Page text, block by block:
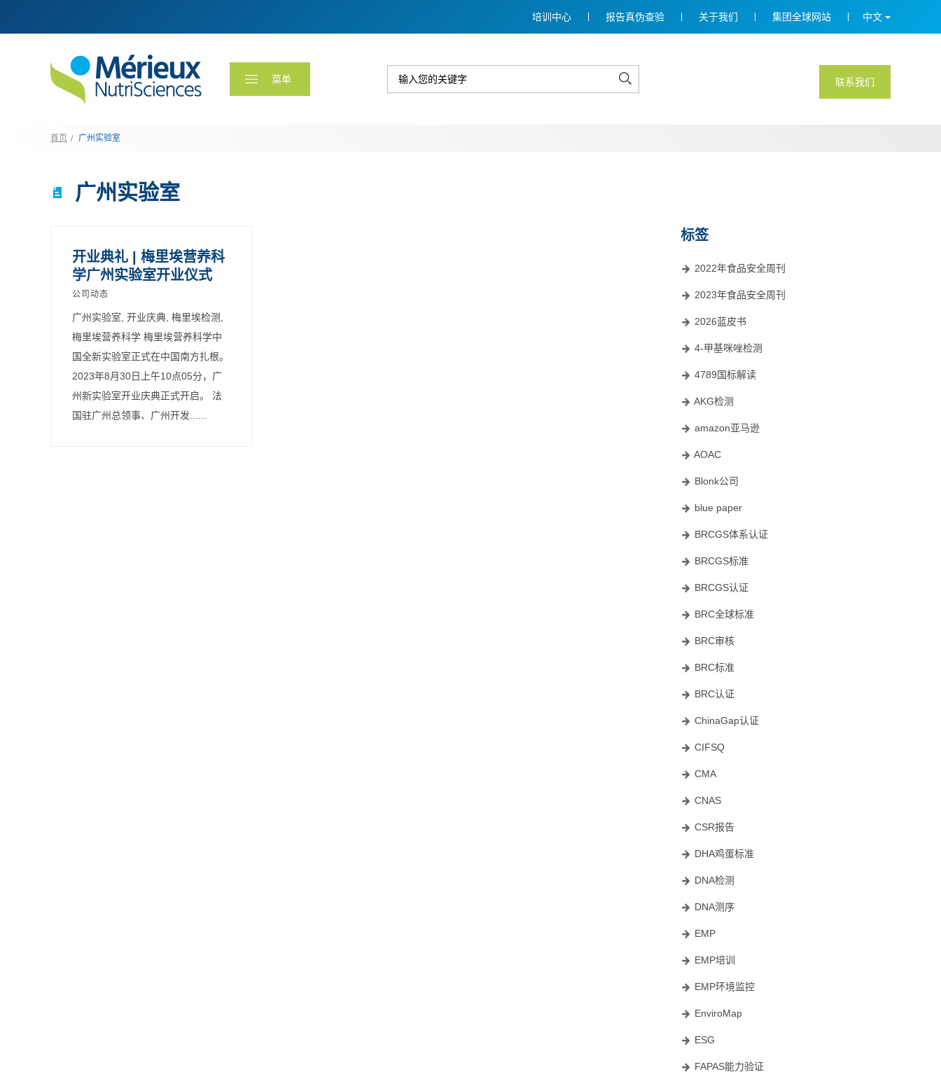
中文
培训中心 报告真伪查验 关于我们 集团全球网站
菜单 联系我们
首页 广州实验室
广州实验室
开业典礼 | 梅里埃营养科
学广州实验室开业仪式
公司动态
广州实验室, 开业庆典, 梅里埃检测,
梅里埃营养科学 梅里埃营养科学中
国全新实验室正式在中国南方扎根。
2023年8月30日上午10点05分，广
州新实验室开业庆典正式开启。 法
国驻广州总领事、广州开发......
标签
2022年食品安全周刊
2023年食品安全周刊
2026蓝皮书
4-甲基咪唑检测
4789国标解读
AKG检测
amazon亚马逊
AOAC
Blonk公司
blue paper
BRCGS体系认证
BRCGS标准
BRCGS认证
BRC全球标准
BRC审核
BRC标准
BRC认证
ChinaGap认证
CIFSQ
CMA
CNAS
CSR报告
DHA鸡蛋标准
DNA检测
DNA测序
EMP
EMP培训
EMP环境监控
EnviroMap
ESG
FAPAS能力验证